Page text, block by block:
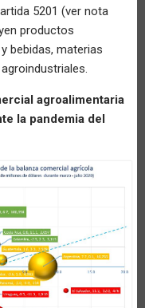
5201 (ver nota
productos
bebidas, materias
agroalimentaria
la pandemia del